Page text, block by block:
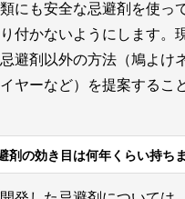
にも安全な忌避剤を使っ
付かないようにします。
避剤以外の方法（鳩よけ
ヤーなど）を提案するこ
剤の効き目は何年くらい持ち